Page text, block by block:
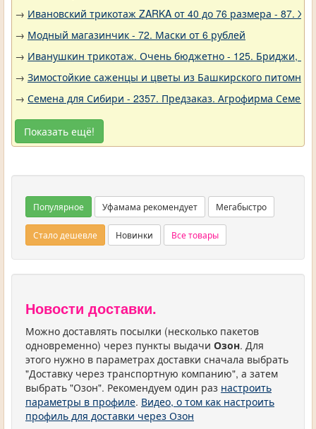
→ Ивановский трикотаж ZARKA от 40 до 76 размера - 87.
→ Модный магазинчик - 72. Маски от 6 рублей
→ Иванушкин трикотаж. Очень бюджетно - 125. Бриджи,
→ Зимостойкие саженцы и цветы из Башкирского
→ Семена для Сибири - 2357. Предзаказ. Агрофирма
Показать ещё!
Популярное Уфамама рекомендует Мегабыстро
Стало дешевле Новинки Все товары
Новости доставки.
Можно доставлять посылки (несколько пакетов
одновременно) через пункты выдачи Озон. Для
этого нужно в параметрах доставки сначала выбрать
"Доставку через транспортную компанию", а затем
выбрать "Озон". Рекомендуем один раз настроить
параметры в профиле. Видео, о том как настроить
профиль для доставки через Озон